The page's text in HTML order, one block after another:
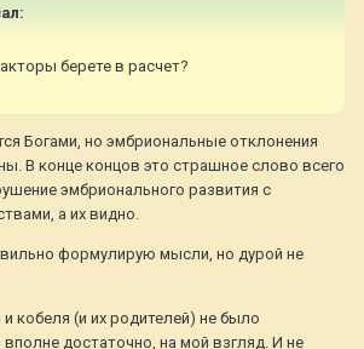
берете в расчет?
Богами, но эмбриональные отклонения
В конце концов это страшное слово всего
эмбрионального развития с
а их видно.
формулирую мысли, но дурой не
и кобеля (и их родителей) не было
вполне достаточно, на мой взгляд. И не